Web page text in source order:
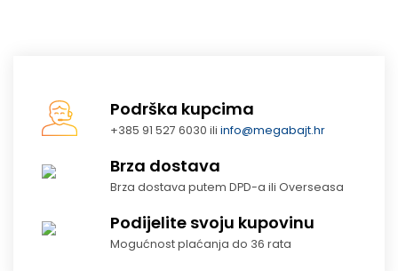
Podrška kupcima
+385 91 527 6030 iliinfo@megabajt.hr
Brza dostava
Brza dostava putem DPD-a ili Overseasa
Podijelite svoju kupovinu
Mogućnost plaćanja do 36 rata